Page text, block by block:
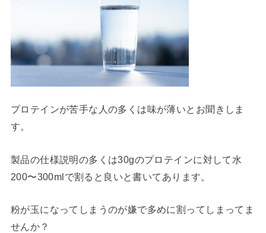
プロテインが苦手な人の多くは味が薄いとお聞きしま
す。
製品の仕様説明の多くは30gのプロテインに対して水
200〜300mlで割ると良いと書いてあります。
粉が玉になってしまうのが嫌で多めに割ってしまってま
せんか？